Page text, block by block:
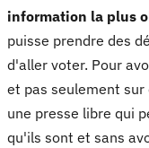
information la plus
puisse prendre des
d'aller voter. Pour
et pas seulement
une presse libre qui
qu'ils sont et sans